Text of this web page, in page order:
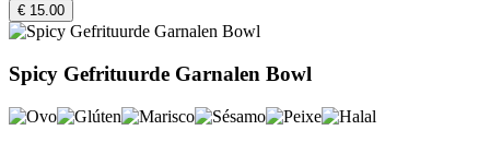
€ 15.00
Spicy Gefrituurde Garnalen Bowl